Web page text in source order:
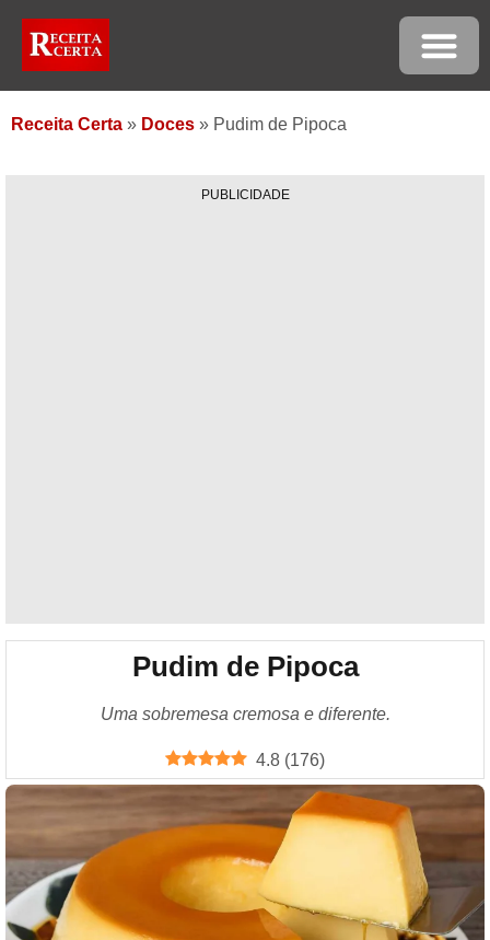
Receita Certa » Doces » Pudim de Pipoca
PUBLICIDADE
Pudim de Pipoca
Uma sobremesa cremosa e diferente.
4.8 (176)